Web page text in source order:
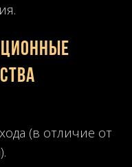
(в отличие от